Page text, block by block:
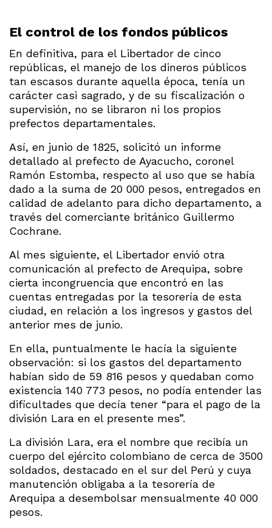
El control de los fondos públicos
En definitiva, para el Libertador de cinco
repúblicas, el manejo de los dineros públicos
tan escasos durante aquella época, tenía un
carácter casi sagrado, y de su fiscalización o
supervisión, no se libraron ni los propios
prefectos departamentales.
Así, en junio de 1825, solicitó un informe
detallado al prefecto de Ayacucho, coronel
Ramón Estomba, respecto al uso que se había
dado a la suma de 20 000 pesos, entregados en
calidad de adelanto para dicho departamento, a
través del comerciante británico Guillermo
Cochrane.
Al mes siguiente, el Libertador envió otra
comunicación al prefecto de Arequipa, sobre
cierta incongruencia que encontró en las
cuentas entregadas por la tesorería de esta
ciudad, en relación a los ingresos y gastos del
anterior mes de junio.
En ella, puntualmente le hacía la siguiente
observación: si los gastos del departamento
habían sido de 59 816 pesos y quedaban como
existencia 140 773 pesos, no podía entender las
dificultades que decía tener “para el pago de la
división Lara en el presente mes”.
La división Lara, era el nombre que recibía un
cuerpo del ejército colombiano de cerca de 3500
soldados, destacado en el sur del Perú y cuya
manutención obligaba a la tesorería de
Arequipa a desembolsar mensualmente 40 000
pesos.